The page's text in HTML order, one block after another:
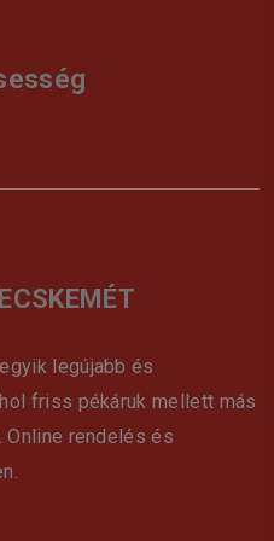
legújabb és
friss pékáruk mellett más
rendelés és